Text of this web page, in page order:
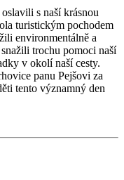
s naší krásnou
turistickým pochodem
environmentálně a
trochu pomoci naší
v okolí naší cesty.
panu Pejšovi za
tento významný den